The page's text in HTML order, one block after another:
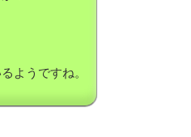
ようですね。